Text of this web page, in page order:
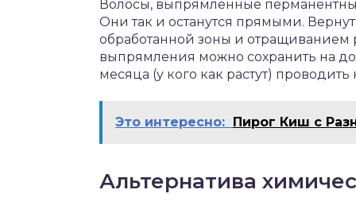
Волосы, выпрямленные
Они так и останутся прямыми.
обработанной зоны и отращиванием
выпрямления можно сохранить на
месяца (у кого как растут)
Это интересно: Пирог Киш с
Альтернатива